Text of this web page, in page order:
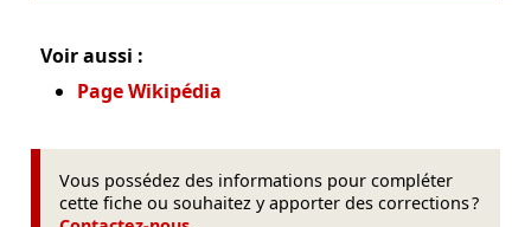
Voir aussi :
Page Wikipédia
Vous possédez des informations pour compléter
cette fiche ou souhaitez y apporter des corrections ?